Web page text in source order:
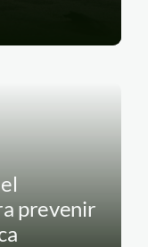
prevenir